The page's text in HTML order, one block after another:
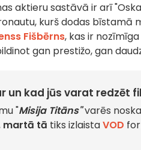
aktieru sastāvā ir arī
kurš dodas bīstamā
Fišbērns, kas ir
gan prestižo, gan
un kad jūs varat redzēt
"Misija Titāns"varēs
martā tā tiks izlaistaVOD